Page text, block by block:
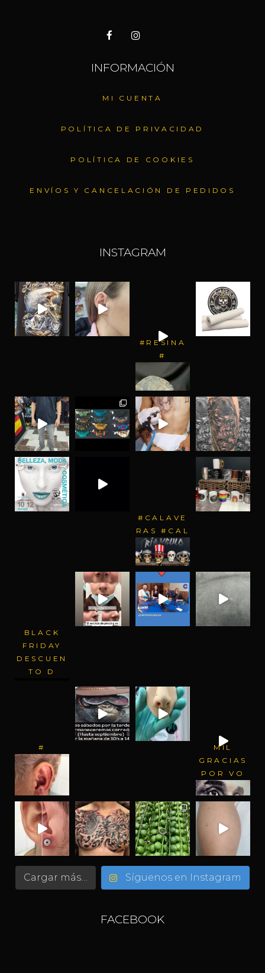
INFORMACIÓN
MI CUENTA
POLÍTICA DE PRIVACIDAD
POLÍTICA DE COOKIES
ENVÍOS Y CANCELACIÓN DE PEDIDOS
INSTAGRAM
#RESINA
#
#CALAVE
RAS #CAL
BLACK
FRIDAY
DESCUEN
TO D
#
MIL
GRACIAS
POR VO
Cargar más… Síguenos en Instagram
FACEBOOK